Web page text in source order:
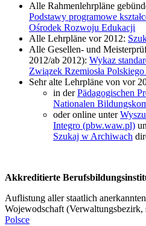
Alle Rahmenlehrpläne
Podstawy programowe
Ośrodek Rozwoju Edukacji
Alle Lehrpläne vor 2012:
Alle Gesellen- und
2012/ab 2012): Wykaz
Związek Rzemiosła
Sehr alte Lehrpläne von vor
in derPädagogischen
Nationalen
oder online unter
Integro (pbw.waw.pl)
Szukaj w Archiwach
Akkreditierte
Auflistung aller staatlich
Wojewodschaft (Verwaltungsbezirk,
Polsce